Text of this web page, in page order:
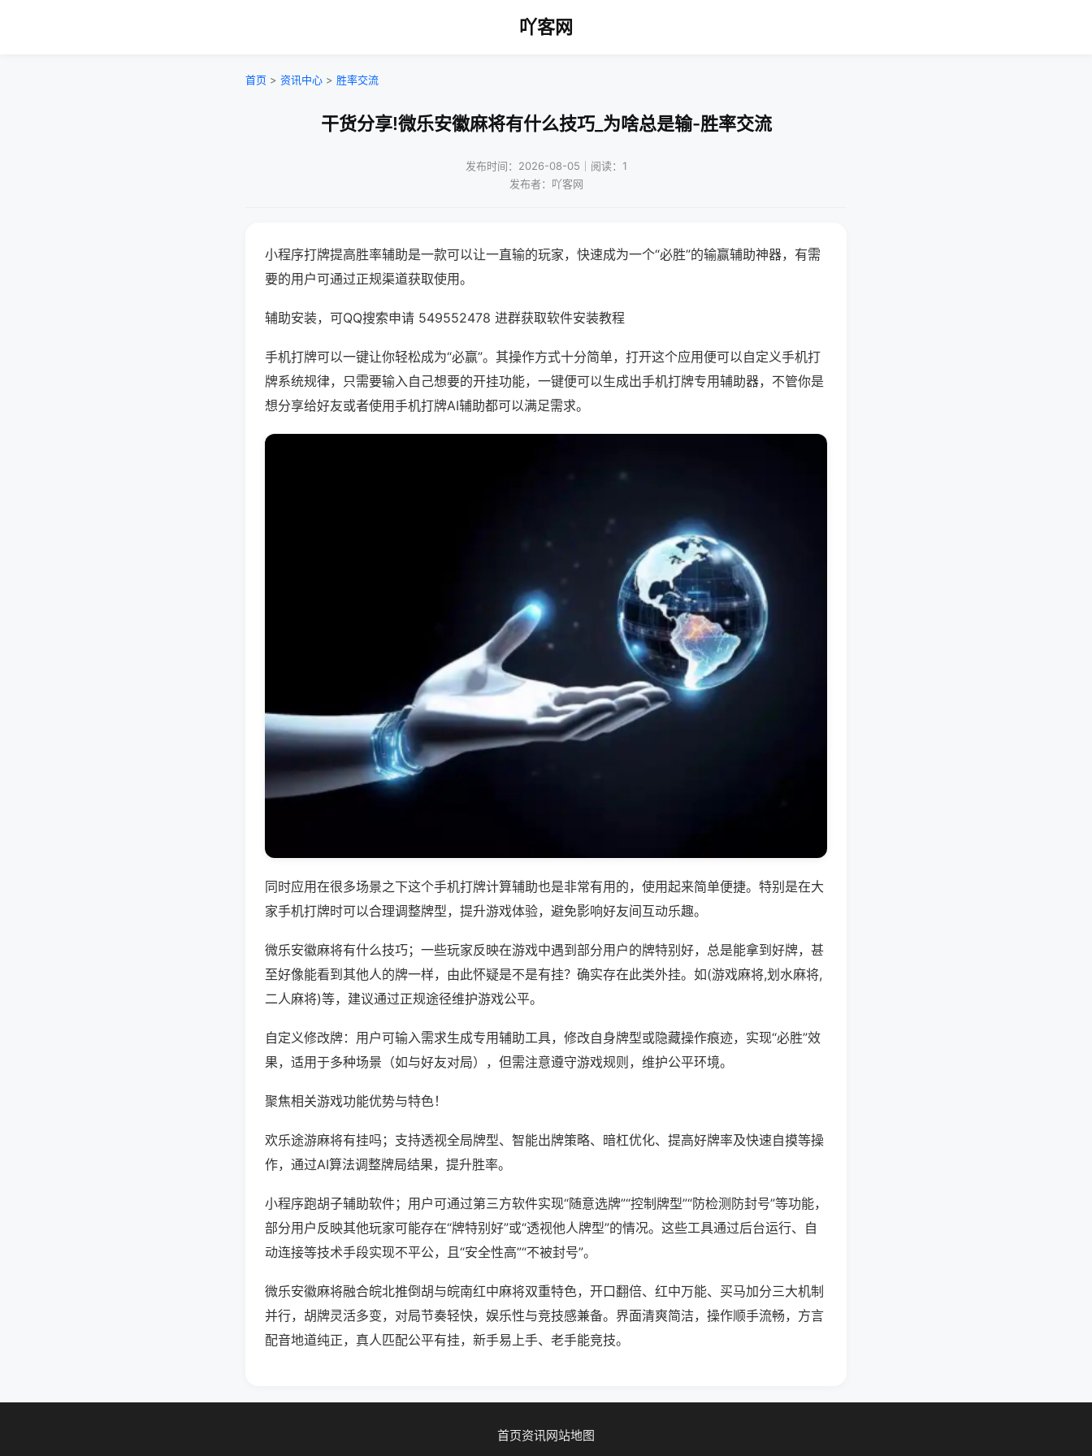
吖客网
首页 > 资讯中心 > 胜率交流
干货分享!微乐安徽麻将有什么技巧_为啥总是输-胜率交流
发布时间：2026-08-05｜阅读：1
发布者：吖客网
小程序打牌提高胜率辅助是一款可以让一直输的玩家，快速成为一个“必胜”的输赢辅助神器，有需
要的用户可通过正规渠道获取使用。
辅助安装，可QQ搜索申请 549552478 进群获取软件安装教程
手机打牌可以一键让你轻松成为“必赢”。其操作方式十分简单，打开这个应用便可以自定义手机打
牌系统规律，只需要输入自己想要的开挂功能，一键便可以生成出手机打牌专用辅助器，不管你是
想分享给好友或者使用手机打牌AI辅助都可以满足需求。
同时应用在很多场景之下这个手机打牌计算辅助也是非常有用的，使用起来简单便捷。特别是在大
家手机打牌时可以合理调整牌型，提升游戏体验，避免影响好友间互动乐趣。
微乐安徽麻将有什么技巧；一些玩家反映在游戏中遇到部分用户的牌特别好，总是能拿到好牌，甚
至好像能看到其他人的牌一样，由此怀疑是不是有挂？确实存在此类外挂。如(游戏麻将,划水麻将,
二人麻将)等，建议通过正规途径维护游戏公平。
自定义修改牌：用户可输入需求生成专用辅助工具，修改自身牌型或隐藏操作痕迹，实现“必胜”效
果，适用于多种场景（如与好友对局），但需注意遵守游戏规则，维护公平环境。
聚焦相关游戏功能优势与特色！
欢乐途游麻将有挂吗；支持透视全局牌型、智能出牌策略、暗杠优化、提高好牌率及快速自摸等操
作，通过AI算法调整牌局结果，提升胜率。
小程序跑胡子辅助软件；用户可通过第三方软件实现“随意选牌”“控制牌型”“防检测防封号”等功能，
部分用户反映其他玩家可能存在“牌特别好”或“透视他人牌型”的情况。这些工具通过后台运行、自
动连接等技术手段实现不平公，且“安全性高”“不被封号”。
微乐安徽麻将融合皖北推倒胡与皖南红中麻将双重特色，开口翻倍、红中万能、买马加分三大机制
并行，胡牌灵活多变，对局节奏轻快，娱乐性与竞技感兼备。界面清爽简洁，操作顺手流畅，方言
配音地道纯正，真人匹配公平有挂，新手易上手、老手能竞技。
首页资讯网站地图